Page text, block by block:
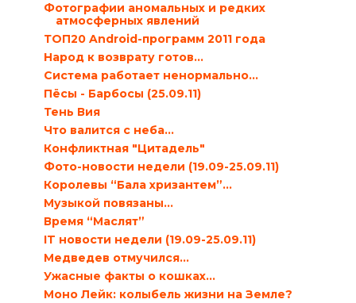
Фотографии аномальных и редких
атмосферных явлений
ТОП20 Android-программ 2011 года
Народ к возврату готов…
Система работает ненормально…
Пёсы - Барбосы (25.09.11)
Тень Вия
Что валится с неба…
Конфликтная "Цитадель"
Фото-новости недели (19.09-25.09.11)
Королевы “Бала хризантем”…
Музыкой повязаны…
Время “Маслят”
IT новости недели (19.09-25.09.11)
Медведев отмучился…
Ужасные факты о кошках…
Моно Лейк: колыбель жизни на Земле?